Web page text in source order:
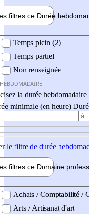
filtres de Durée hebdo
Temps plein (2)
Temps partiel
Non renseignée
la durée hebdomadaire
minimale (en heure)
le filtre de durée
filtres de Domaine pro
professionel
Achats / Comptabilité /
Arts / Artisanat d'art